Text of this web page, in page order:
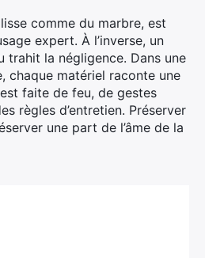
comme du marbre, est
expert. À l’inverse, un
trahit la négligence. Dans une
chaque matériel raconte une
faite de feu, de gestes
règles d’entretien. Préserver
une part de l’âme de la